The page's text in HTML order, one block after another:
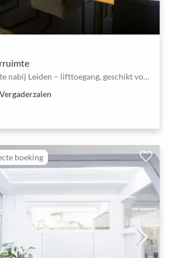
Lichte vergaderruimte nabij Leiden – lifttoegang, geschikt voor 1–8 personen
Vergaderzalen
boeking